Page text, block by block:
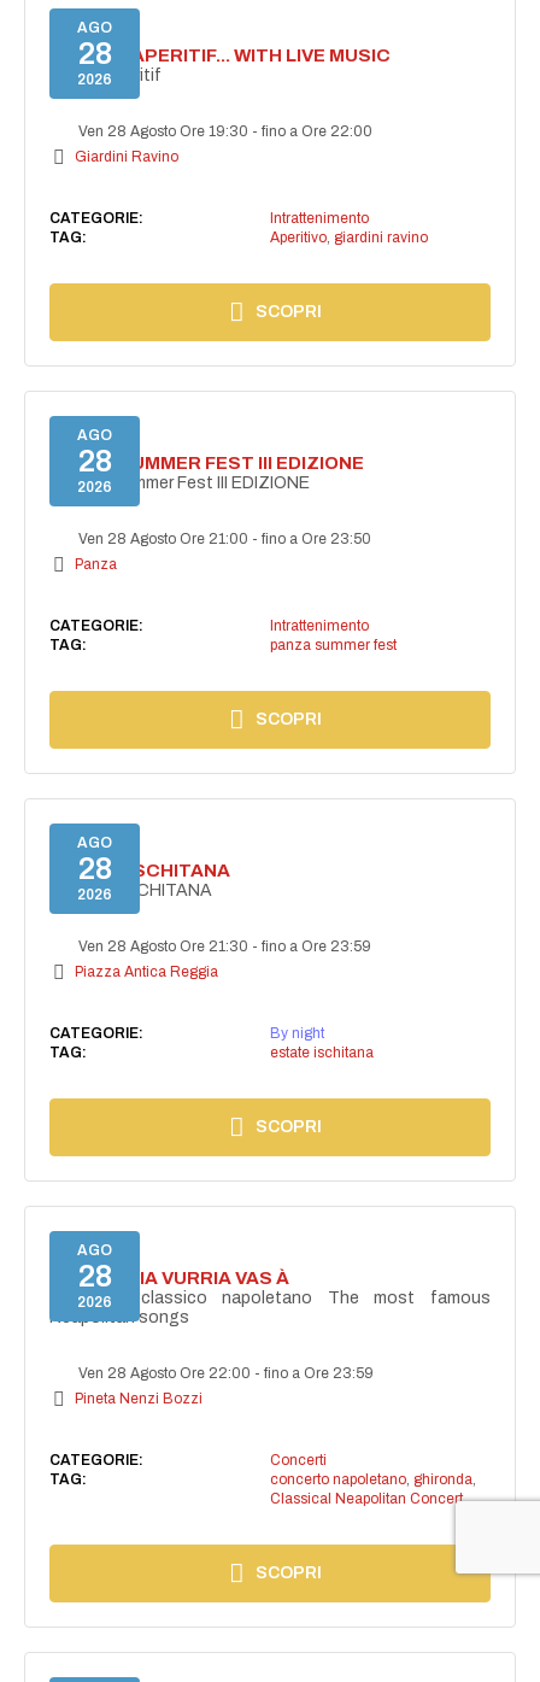
AGO
28
2026
SECRET APERITIF... WITH LIVE MUSIC
Secret aperitif
Ven 28 Agosto Ore 19:30 -fino a Ore 22:00
Giardini Ravino
CATEGORIE:
Intrattenimento
TAG:
Aperitivo, giardini ravino
SCOPRI
AGO
28
2026
PANZA SUMMER FEST III EDIZIONE
PANZA Summer Fest III EDIZIONE
Ven 28 Agosto Ore 21:00 -fino a Ore 23:50
Panza
CATEGORIE:
Intrattenimento
TAG:
panza summer fest
SCOPRI
AGO
28
2026
ESTATE ISCHITANA
ESTATE ISCHITANA
Ven 28 Agosto Ore 21:30 -fino a Ore 23:59
Piazza Antica Reggia
CATEGORIE:
By night
TAG:
estate ischitana
SCOPRI
AGO
28
2026
I'TE VURRIA VURRIA VAS À
Concerto classico napoletano The most famous
Neapolitan songs
Ven 28 Agosto Ore 22:00 -fino a Ore 23:59
Pineta Nenzi Bozzi
CATEGORIE:
Concerti
TAG:
concerto napoletano, ghironda,
Classical Neapolitan Concert
SCOPRI